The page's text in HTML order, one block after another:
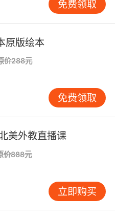
得规律。根据Krashen
、语境适配度（L3-
）。每个等级设置12
级别要求能在购物场景
机。匈牙利心理学家
强调，语言能力在社交
仿动物叫声引导孩子操
观察口腔开合度与声音
式评估可使发音记忆
。VIPKID家长端APP
免费领取
原版绘本
价288元
免费领取
美外教直播课
价888元
立即购买